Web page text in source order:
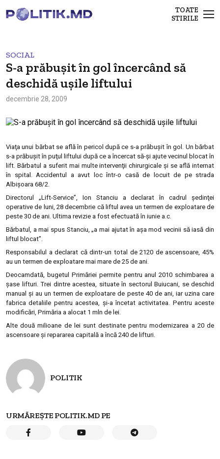
TOATE
STIRILE
SOCIAL
S-a prăbuşit în gol încercând să
deschidă uşile liftului
decembrie 28, 2009
Viaţa unui bărbat se află în pericol după ce s-a prăbuşit în gol. Un bărbat
s-a prăbuşit în puţul liftului după ce a încercat să-şi ajute vecinul blocat în
lift. Bărbatul a suferit mai multe intervenţii chirurgicale şi se află internat
în spital. Accidentul a avut loc într-o casă de locuit de pe strada
Albişoara 68/2.
Directorul „Lift-Service”, Ion Stanciu a declarat în cadrul şedinţei
operative de luni, 28 decembrie că liftul avea un termen de exploatare de
peste 30 de ani. Ultima revizie a fost efectuată în iunie a.c.
Bărbatul, a mai spus Stanciu, „a mai ajutat în aşa mod vecinii să iasă din
liftul blocat”.
Responsabilul a declarat că dintr-un total de 2120 de ascensoare, 45%
au un termen de exploatare mai mare de 25 de ani.
Deocamdată, bugetul Primăriei permite pentru anul 2010 schimbarea a
şase lifturi. Trei dintre acestea, situate în sectorul Buiucani, se deschid
manual şi au un termen de exploatare de peste 40 de ani, iar uzina care
fabrica detaliile pentru acestea, şi-a încetat activitatea. Pentru aceste
modificări, Primăria a alocat 1 mln de lei.
Alte două milioane de lei sunt destinate pentru modernizarea a 20 de
ascensoare şi repararea capitală a încă 240 de lifturi.
POLITIK
URMĂREȘTE POLITIK.MD PE